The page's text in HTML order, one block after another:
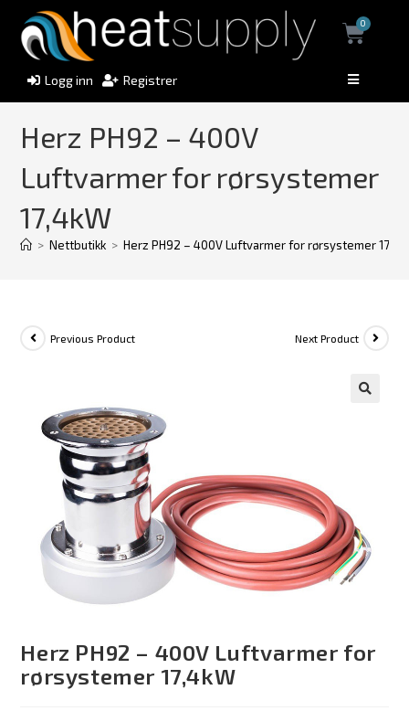
Logg inn Registrer
0
Herz PH92 – 400V
Luftvarmer for rørsystemer
17,4kW
> Nettbutikk > Herz PH92 – 400V Luftvarmer for rørsystemer
Previous Product Next Product
Herz PH92 – 400V Luftvarmer for
rørsystemer 17,4kW